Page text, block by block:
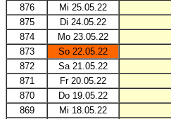
876
Mi 25.05.22
875
Di 24.05.22
874
Mo 23.05.22
873
So 22.05.22
872
Sa 21.05.22
871
Fr 20.05.22
870
Do 19.05.22
869
Mi 18.05.22